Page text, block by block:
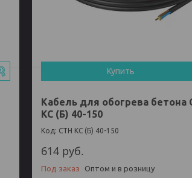
Купить
Кабель для обогрева бетона
КС (Б) 40-150
СТН КС (Б) 40-150
614 руб.
Под заказ Оптом и в розницу